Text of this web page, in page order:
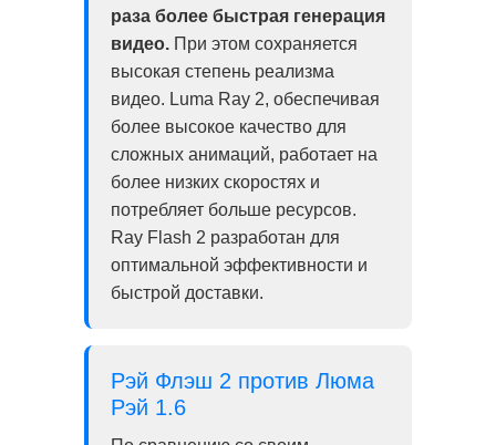
раза более быстрая генерация
видео. При этом сохраняется
высокая степень реализма
видео. Luma Ray 2, обеспечивая
более высокое качество для
сложных анимаций, работает на
более низких скоростях и
потребляет больше ресурсов.
Ray Flash 2 разработан для
оптимальной эффективности и
быстрой доставки.
Рэй Флэш 2 против Люма
Рэй 1.6